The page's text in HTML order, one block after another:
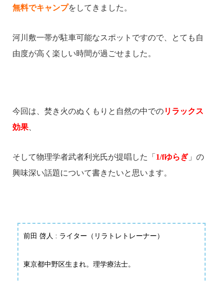
無料でキャンプをしてきました。
河川敷一帯が駐車可能なスポットですので、とても自
由度が高く楽しい時間が過ごせました。
今回は、焚き火のぬくもりと自然の中でのリラックス
効果、
そして物理学者武者利光氏が提唱した「 1/fゆらぎ」の
興味深い話題について書きたいと思います。
前田 啓人 : ライター（リラトレトレーナー）
東京都中野区生まれ。理学療法士。